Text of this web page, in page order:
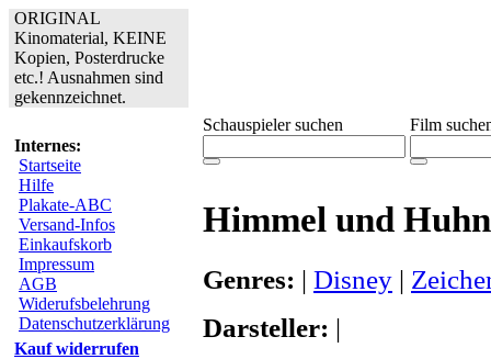
ORIGINAL
Kinomaterial, KEINE
Kopien, Posterdrucke
etc.! Ausnahmen sind
gekennzeichnet.
Internes:
Startseite
Hilfe
Plakate-ABC
Versand-Infos
Einkaufskorb
Impressum
AGB
Widerufsbelehrung
Datenschutzerklärung
Kauf widerrufen
Schauspieler suchen Film
Himmel und Huhn
Genres: | Disney |
Darsteller: |